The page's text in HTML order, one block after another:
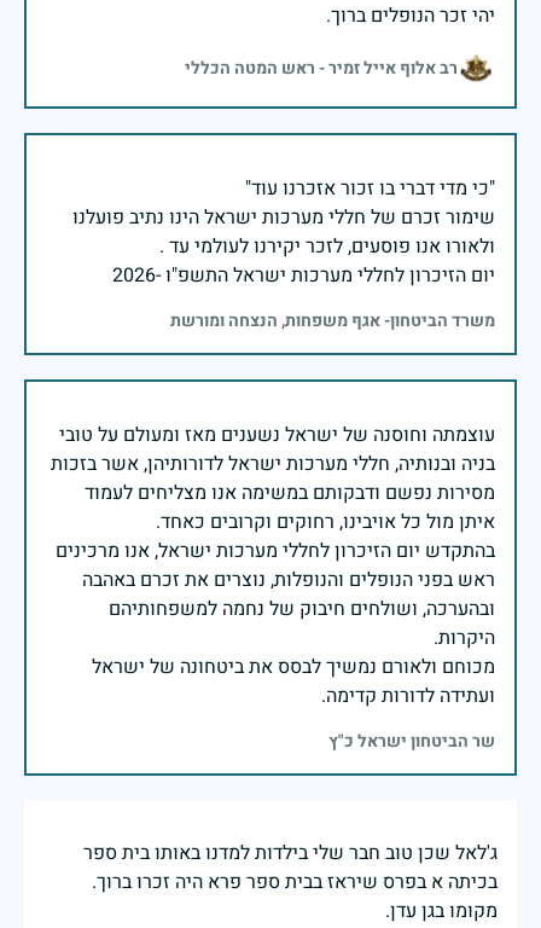
יהי זכר הנופלים ברוך.
רב אלוף אייל זמיר - ראש המטה הכללי
שימור זכרם של חללי מערכות ישראל הינו נתיב פועלנו
יום הזיכרון לחללי מערכות ישראל התשפ"ו -2026
משרד הביטחון- אגף משפחות, הנצחה ומורשת
עוצמתה וחוסנה של ישראל נשענים מאז ומעולם על טובי
בניה ובנותיה, חללי מערכות ישראל לדורותיהן, אשר בזכות
מסירות נפשם ודבקותם במשימה אנו מצליחים לעמוד
בהתקדש יום הזיכרון לחללי מערכות ישראל, אנו מרכינים
ראש בפני הנופלים והנופלות, נוצרים את זכרם באהבה
ובהערכה, ושולחים חיבוק של נחמה למשפחותיהם
מכוחם ולאורם נמשיך לבסס את ביטחונה של ישראל
ועתידה לדורות קדימה.
שר הביטחון ישראל כ"ץ
ג'לאל שכן טוב חבר שלי בילדות למדנו באותו בית ספר
בכיתה א בפרס שיראז בבית ספר פרא היה זכרו ברוך.
מקומו בגן עדן.